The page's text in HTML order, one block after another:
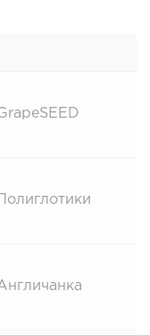
Полиглотики